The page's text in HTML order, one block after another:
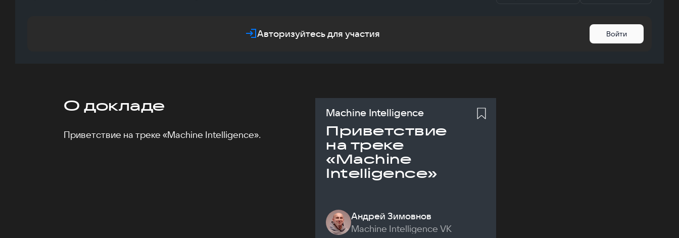
Авторизуйтесь для участия Войти
О докладе
Приветствие на треке «Machine Intelligence».
Machine Intelligence
Приветствие
на треке
«Machine
Intelligence»
Андрей Зимовнов
Machine Intelligence VK